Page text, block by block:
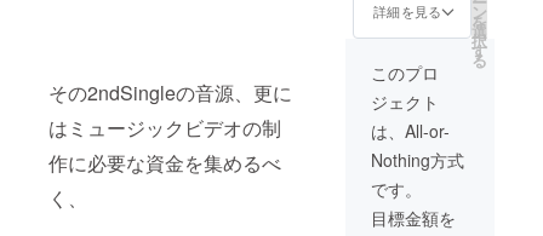
その2ndSingleの音源、更に
はミュージックビデオの制
作に必要な資金を集めるべ
く、
撮影してきた
援者様ひとりひ
とりへ向けたビ
デオメッセージ
を加えて収録し
た完全限定版と
なります。
ビデオ撮影後の
打ち上げにご招
3月中旬※ご指定
できません。ご
了承下さい。）
※交通費はご自身
でご負担下さ
6.UnRealProjec
tスペシャルライ
ジットのスペ
ミュージックビ
デオのアンセム
パートにレコー
ディング参加
（収録予定日2月
下旬※ご指定でき
ません。ご了承
下さい。） ※交
通費はご自身で
詳細を見る ン
を
選
択
す
る
このプロ
ジェクト
は、All-or-
Nothing方式
です。
目標金額を